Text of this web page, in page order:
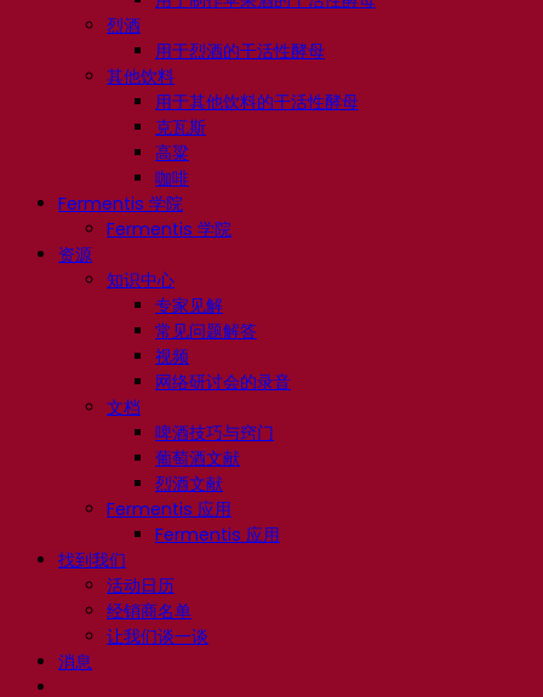
烈酒
用于烈酒的干活性酵母
其他饮料
用于其他饮料的干活性酵母
克瓦斯
高粱
咖啡
Fermentis 学院
Fermentis 学院
资源
知识中心
专家见解
常见问题解答
视频
网络研讨会的录音
文档
啤酒技巧与窍门
葡萄酒文献
烈酒文献
Fermentis 应用
Fermentis 应用
找到我们
活动日历
经销商名单
让我们谈一谈
消息